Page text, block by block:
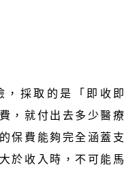
，採取的是「即收即
，就付出去多少醫療
保費能夠完全涵蓋支
於收入時，不可能馬